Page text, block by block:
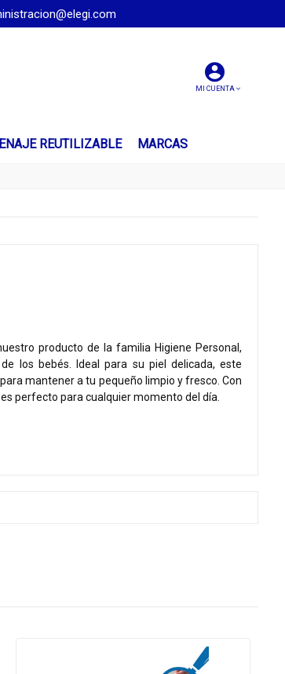
MI CUENTA
REUTILIZABLE MARCAS
producto de la familia Higiene Personal,
los bebés. Ideal para su piel delicada, este
mantener a tu pequeño limpio y fresco. Con
perfecto para cualquier momento del día.